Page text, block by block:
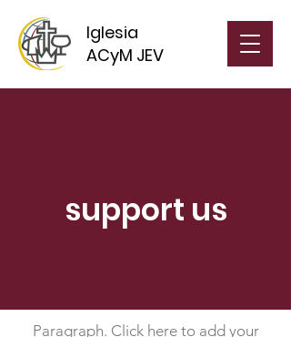
Iglesia
ACyM JEV
support us
Paragraph. Click here to add your